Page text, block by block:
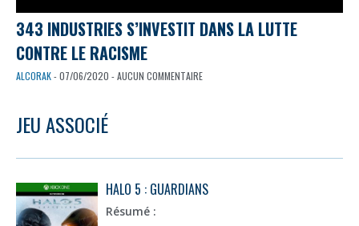
343 INDUSTRIES S’INVESTIT DANS LA LUTTE
CONTRE LE RACISME
ALCORAK- 07/06/2020 - AUCUN COMMENTAIRE
JEU ASSOCIÉ
HALO 5 : GUARDIANS
Résumé :